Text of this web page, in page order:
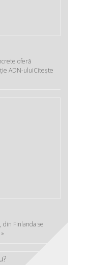
oferă
ADN-uluiCitește
din Finlanda se